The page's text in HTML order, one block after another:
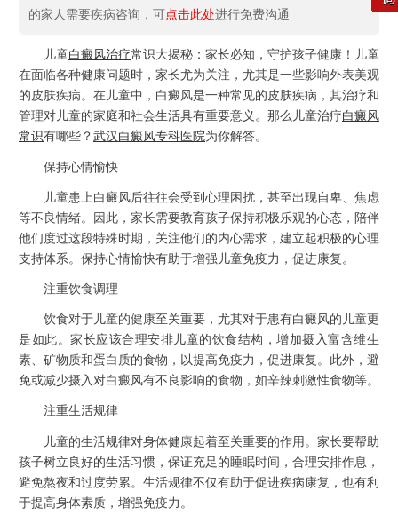
的家人需要疾病咨询，可点击此处进行免费沟通
儿童白癜风治疗常识大揭秘：家长必知，守护孩子健康！儿童
在面临各种健康问题时，家长尤为关注，尤其是一些影响外表美观
的皮肤疾病。在儿童中，白癜风是一种常见的皮肤疾病，其治疗和
管理对儿童的家庭和社会生活具有重要意义。那么儿童治疗白癜风
常识有哪些？ 武汉白癜风专科医院为你解答。
保持心情愉快
儿童患上白癜风后往往会受到心理困扰，甚至出现自卑、焦虑
等不良情绪。因此，家长需要教育孩子保持积极乐观的心态，陪伴
他们度过这段特殊时期，关注他们的内心需求，建立起积极的心理
支持体系。保持心情愉快有助于增强儿童免疫力，促进康复。
注重饮食调理
饮食对于儿童的健康至关重要，尤其对于患有白癜风的儿童更
是如此。家长应该合理安排儿童的饮食结构，增加摄入富含维生
素、矿物质和蛋白质的食物，以提高免疫力，促进康复。此外，避
免或减少摄入对白癜风有不良影响的食物，如辛辣刺激性食物等。
注重生活规律
儿童的生活规律对身体健康起着至关重要的作用。家长要帮助
孩子树立良好的生活习惯，保证充足的睡眠时间，合理安排作息，
避免熬夜和过度劳累。生活规律不仅有助于促进疾病康复，也有利
于提高身体素质，增强免疫力。